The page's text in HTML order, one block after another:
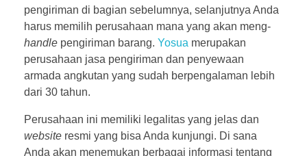
pengiriman di bagian sebelumnya, selanjutnya Anda
harus memilih perusahaan mana yang akan meng-
handle pengiriman barang. Yosua merupakan
perusahaan jasa pengiriman dan penyewaan
armada angkutan yang sudah berpengalaman lebih
dari 30 tahun.
Perusahaan ini memiliki legalitas yang jelas dan
website resmi yang bisa Anda kunjungi. Di sana
Anda akan menemukan berbagai informasi tentang